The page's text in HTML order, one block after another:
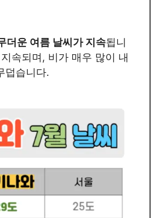
더운 여름 날씨가 지속됩니
속되며, 비가 매우 많이 내
덥습니다.